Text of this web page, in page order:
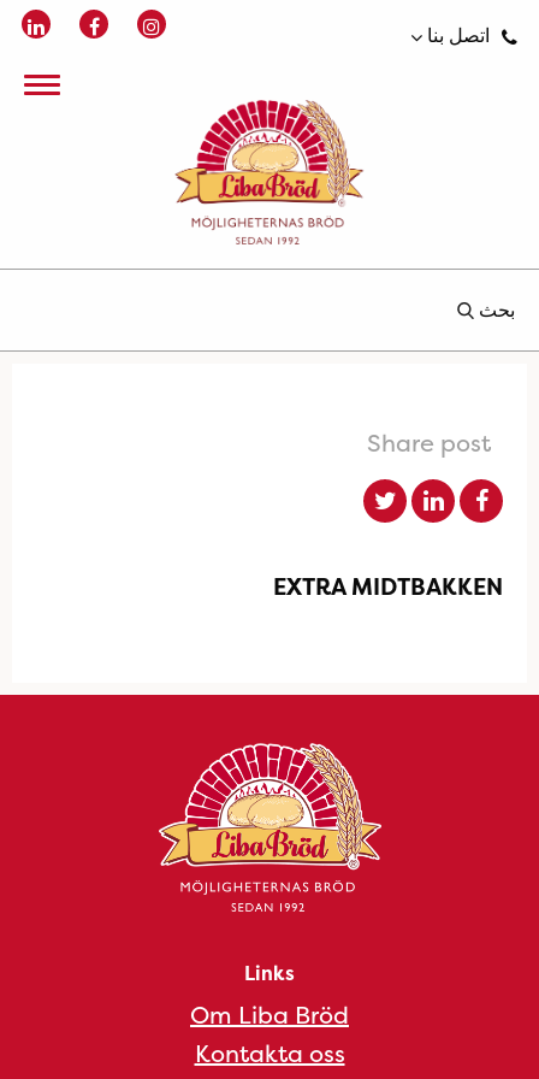
اتصل بنا
بحث
Share post
EXTRA MIDTBAKKEN
Links
Om Liba Bröd
Kontakta oss